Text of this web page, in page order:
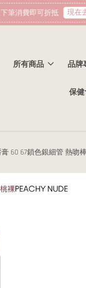
消費即可折抵 現在去
所有商品 品牌
保
60 67鎖色銀細管 熱吻